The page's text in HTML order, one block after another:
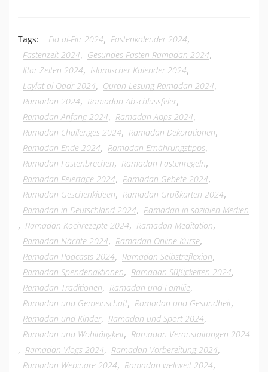
Tags: Eid al-Fitr 2024, Fastenkalender 2024,
Fastenzeit 2024, Gesundes Fasten Ramadan 2024,
Iftar Zeiten 2024, Islamischer Kalender 2024,
Laylat al-Qadr 2024, Quran Lesung Ramadan 2024,
Ramadan 2024, Ramadan Abschlussfeier,
Ramadan Anfang 2024, Ramadan Apps 2024,
Ramadan Challenges 2024, Ramadan Dekorationen,
Ramadan Ende 2024, Ramadan Ernährungstipps,
Ramadan Fastenbrechen, Ramadan Fastenregeln,
Ramadan Feiertage 2024, Ramadan Gebete 2024,
Ramadan Geschenkideen, Ramadan Grußkarten 2024,
Ramadan in Deutschland 2024, Ramadan in sozialen Medien
, Ramadan Kochrezepte 2024, Ramadan Meditation,
Ramadan Nächte 2024, Ramadan Online-Kurse,
Ramadan Podcasts 2024, Ramadan Selbstreflexion,
Ramadan Spendenaktionen, Ramadan Süßigkeiten 2024,
Ramadan Traditionen, Ramadan und Familie,
Ramadan und Gemeinschaft, Ramadan und Gesundheit,
Ramadan und Kinder, Ramadan und Sport 2024,
Ramadan und Wohltätigkeit, Ramadan Veranstaltungen 2024
, Ramadan Vlogs 2024, Ramadan Vorbereitung 2024,
Ramadan Webinare 2024, Ramadan weltweit 2024,